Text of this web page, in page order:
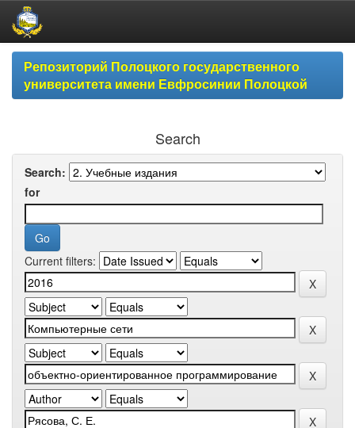
Skip
navigationРепозиторий Полоцкого государственного
университета имени Евфросинии Полоцкой
Search
Search:
for
Current filters: